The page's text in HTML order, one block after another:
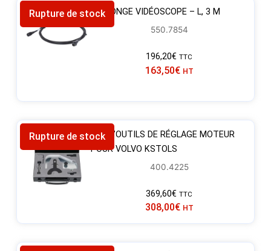
Rupture de stockRALLONGE VIDÉOSCOPE – L, 3 M
550.7854
196,20€ TTC
163,50€ HT
Rupture de stockJEU D’OUTILS DE RÉGLAGE MOTEUR
POUR VOLVO KSTOLS
400.4225
369,60€ TTC
308,00€ HT